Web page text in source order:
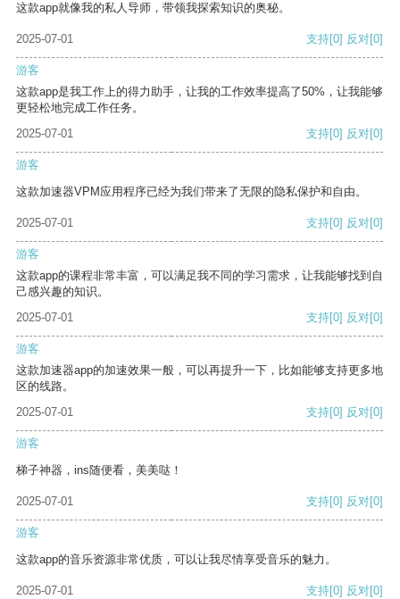
这款app就像我的私人导师，带领我探索知识的奥秘。
2025-07-01 支持[0] 反对[0]
游客
这款app是我工作上的得力助手，让我的工作效率提高了50%，让我能够
更轻松地完成工作任务。
2025-07-01
支持[0] 反对[0]
游客
这款加速器VPM应用程序已经为我们带来了无限的隐私保护和自由。
2025-07-01 支持[0] 反对[0]
游客
这款app的课程非常丰富，可以满足我不同的学习需求，让我能够找到自
己感兴趣的知识。
2025-07-01
支持[0] 反对[0]
游客
这款加速器app的加速效果一般，可以再提升一下，比如能够支持更多地
区的线路。
2025-07-01
支持[0] 反对[0]
游客
梯子神器，ins随便看，美美哒！
2025-07-01 支持[0] 反对[0]
游客
这款app的音乐资源非常优质，可以让我尽情享受音乐的魅力。
2025-07-01 支持[0] 反对[0]